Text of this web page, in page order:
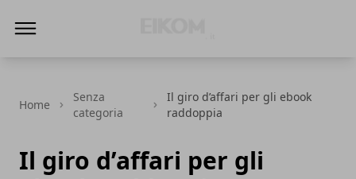
Home
Senza
categoria
Il giro d’affari per gli ebook
raddoppia
Il giro d’affari per gli